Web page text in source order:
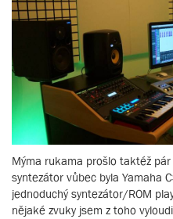
Mýma rukama prošlo taktéž
syntezátor vůbec byla Yamaha
jednoduchý syntezátor/ROM
nějaké zvuky jsem z toho